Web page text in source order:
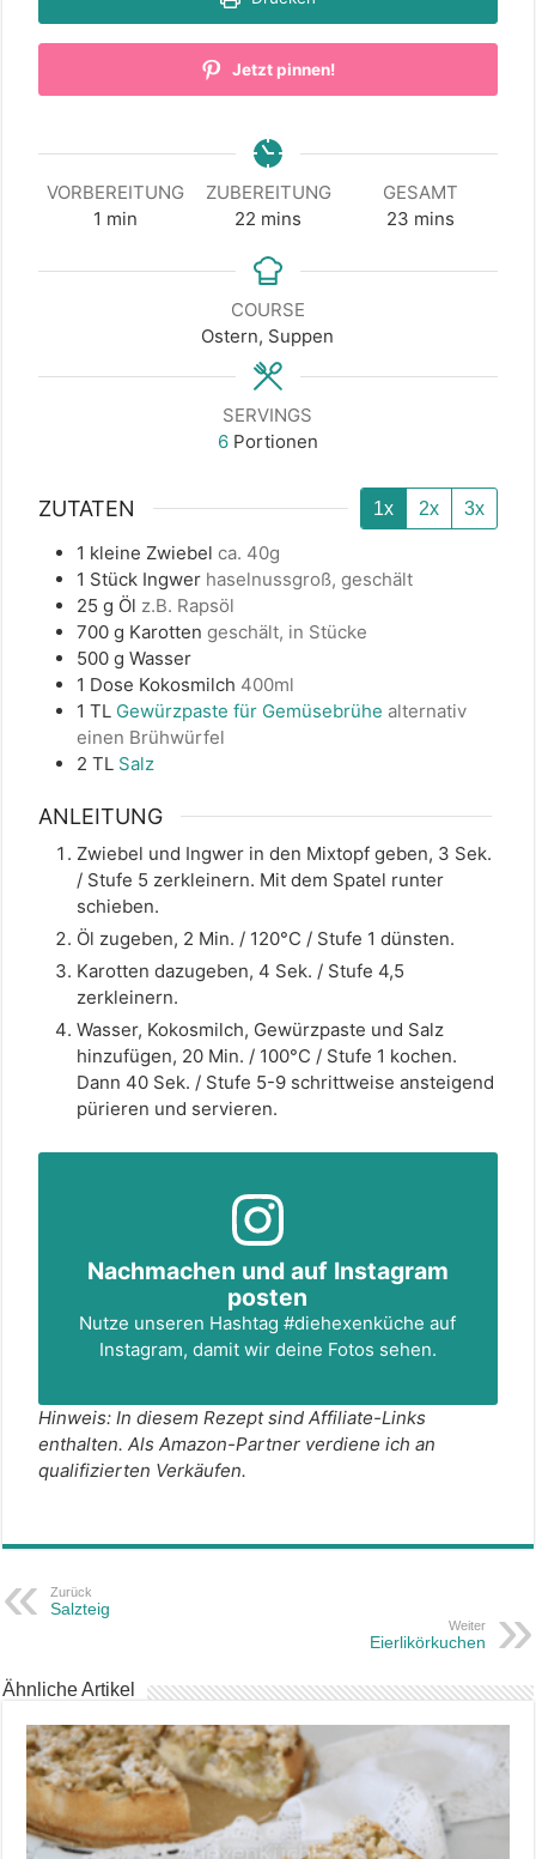
Jetzt pinnen!
VORBEREITUNG
1 minute
min
ZUBEREITUNG
22 minutes
mins
GESAMT
23 minutes
mins
COURSE
Ostern, Suppen
SERVINGS
6 Portionen
ZUTATEN 1x 2x 3x
1 kleine Zwiebel ca. 40g
1 Stück Ingwer haselnussgroß, geschält
25 g Öl z.B. Rapsöl
700 g Karotten geschält, in Stücke
500 g Wasser
1 Dose Kokosmilch 400ml
1 TL Gewürzpaste für Gemüsebrühe alternativ
einen Brühwürfel
2 TL Salz
ANLEITUNG
Zwiebel und Ingwer in den Mixtopf geben, 3 Sek.
/ Stufe 5 zerkleinern. Mit dem Spatel runter
schieben.
Öl zugeben, 2 Min. / 120°C / Stufe 1 dünsten.
Karotten dazugeben, 4 Sek. / Stufe 4,5
zerkleinern.
Wasser, Kokosmilch, Gewürzpaste und Salz
hinzufügen, 20 Min. / 100°C / Stufe 1 kochen.
Dann 40 Sek. / Stufe 5-9 schrittweise ansteigend
pürieren und servieren.
Nachmachen und auf Instagram
posten
Nutze unseren Hashtag#diehexenküche auf
Instagram, damit wir deine Fotos sehen.
Hinweis: In diesem Rezept sind Affiliate-Links
enthalten. Als Amazon-Partner verdiene ich an
qualifizierten Verkäufen.
Zurück
Salzteig
Weiter
Eierlikörkuchen
Ähnliche Artikel